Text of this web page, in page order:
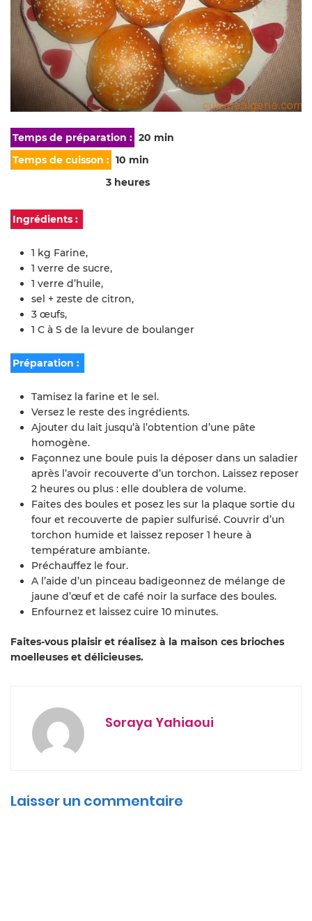
Temps de préparation : 20 min
Temps de cuisson : 10 min
3 heures
Ingrédients :
1 kg Farine,
1 verre de sucre,
1 verre d’huile,
sel + zeste de citron,
3 œufs,
1 C à S de la levure de boulanger
Préparation :
Tamisez la farine et le sel.
Versez le reste des ingrédients.
Ajouter du lait jusqu’à l’obtention d’une pâte
homogène.
Façonnez une boule puis la déposer dans un saladier
après l’avoir recouverte d’un torchon. Laissez reposer
2 heures ou plus : elle doublera de volume.
Faites des boules et posez les sur la plaque sortie du
four et recouverte de papier sulfurisé. Couvrir d’un
torchon humide et laissez reposer 1 heure à
température ambiante.
Préchauffez le four.
A l’aide d’un pinceau badigeonnez de mélange de
jaune d’œuf et de café noir la surface des boules.
Enfournez et laissez cuire 10 minutes.
Faites-vous plaisir et réalisez à la maison ces brioches
moelleuses et délicieuses.
Soraya Yahiaoui
Laisser un commentaire